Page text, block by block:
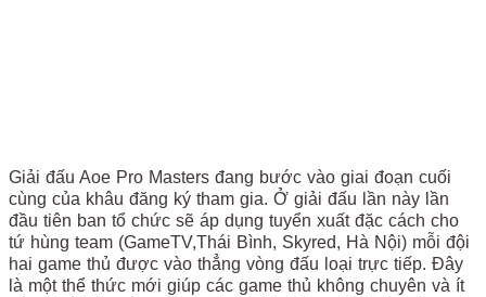
Giải đấu Aoe Pro Masters đang bước vào giai đoạn cuối
cùng của khâu đăng ký tham gia. Ở giải đấu lần này lần
đầu tiên ban tổ chức sẽ áp dụng tuyển xuất đặc cách cho
tứ hùng team (GameTV,Thái Bình, Skyred, Hà Nội) mỗi đội
hai game thủ được vào thẳng vòng đấu loại trực tiếp. Đây
là một thể thức mới giúp các game thủ không chuyên và ít